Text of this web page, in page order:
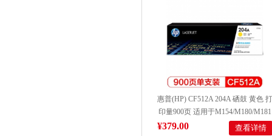
惠普(HP) CF512A 204A 硒鼓 黄色 打
印量900页 适用于M154/M180/M181
¥379.00 查看详情